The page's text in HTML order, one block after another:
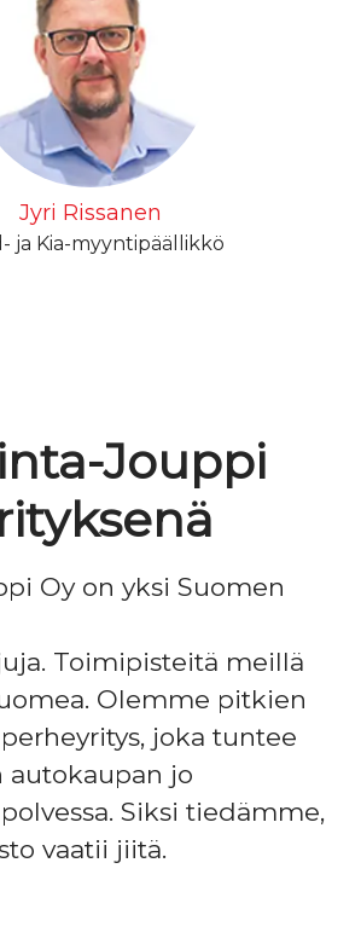
Jyri Rissanen
ja Kia-myyntipäällikkö
Jouppi
Oy on yksi Suomen
Toimipisteitä meillä
Olemme pitkien
joka tuntee
autokaupan jo
Siksi tiedämme,
vaatii jiitä.